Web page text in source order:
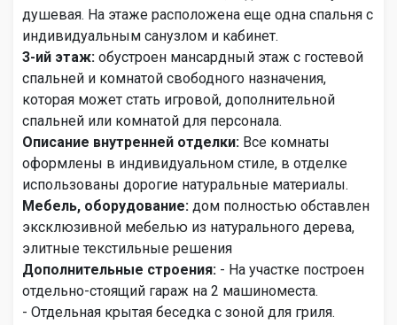
душевая. На этаже расположена еще одна спальня с
индивидуальным санузлом и кабинет.
3-ий этаж: обустроен мансардный этаж с гостевой
спальней и комнатой свободного назначения,
которая может стать игровой, дополнительной
спальней или комнатой для персонала.
Описание внутренней отделки: Все комнаты
оформлены в индивидуальном стиле, в отделке
использованы дорогие натуральные материалы.
Мебель, оборудование: дом полностью обставлен
эксклюзивной мебелью из натурального дерева,
элитные текстильные решения
Дополнительные строения: - На участке построен
отдельно-стоящий гараж на 2 машиноместа.
- Отдельная крытая беседка с зоной для гриля.